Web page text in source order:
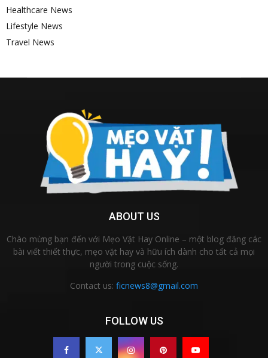
Healthcare News
Lifestyle News
Travel News
ABOUT US
Chào mừng bạn đến với Mẹo Vặt Hay Online – một blog đăng các
bài viết thiết thực, mẹo vặt hay và hữu ích dành cho tất cả mọi
người trong cuộc sống.
Contact us: ficnews8@gmail.com
FOLLOW US